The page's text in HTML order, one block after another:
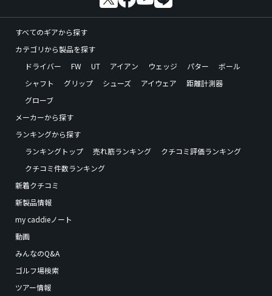
すべてのギアから探す
カテゴリから製品を探す
ドライバー
FW UT アイアン ウェッジ パター
ボール
シャフト
グリップ シューズ アイウェア
距離計測器
グローブ
メーカーから探す
ランキングから探す
ランキングトップ
売れ筋ランキング
クチコミ評価ランキング
クチコミ件数ランキング
新着クチコミ
新製品情報
my caddieノート
動画
みんなのQ&A
ゴルフ場検索
ツアー情報